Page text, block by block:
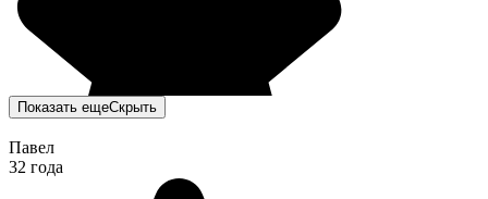
Показать ещеСкрыть
Павел
32 года